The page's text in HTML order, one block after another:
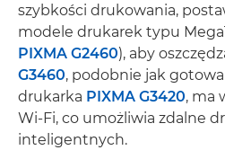
szybkości drukowania,
modele drukarek typu
PIXMA G2460), aby
G3460, podobnie jak
drukarka PIXMA G3420, ma
Wi-Fi, co umożliwia zdalne
inteligentnych.